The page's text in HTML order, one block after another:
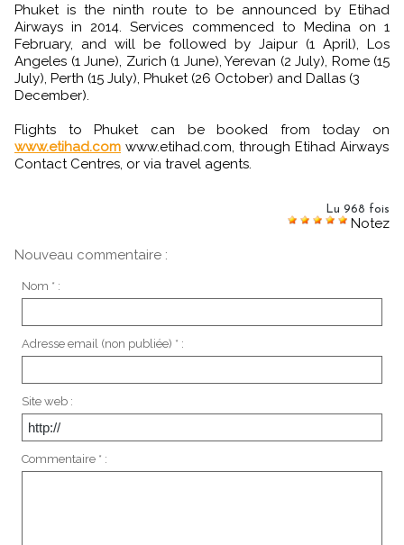
Phuket is the ninth route to be announced by Etihad
Airways in 2014. Services commenced to Medina on 1
February, and will be followed by Jaipur (1 April), Los
Angeles (1 June), Zurich (1 June), Yerevan (2 July), Rome (15
July), Perth (15 July), Phuket (26 October) and Dallas (3
December).
Flights to Phuket can be booked from today on
www.etihad.com www.etihad.com, through Etihad Airways
Contact Centres, or via travel agents.
Lu 968 fois
Notez
Nouveau commentaire :
Nom * :
Adresse email (non publiée) * :
Site web :
Commentaire * :